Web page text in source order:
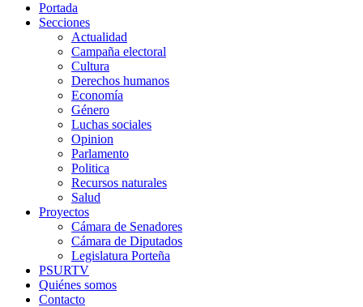
Portada
Secciones
Actualidad
Campaña electoral
Cultura
Derechos humanos
Economía
Género
Luchas sociales
Opinion
Parlamento
Politica
Recursos naturales
Salud
Proyectos
Cámara de Senadores
Cámara de Diputados
Legislatura Porteña
PSURTV
Quiénes somos
Contacto